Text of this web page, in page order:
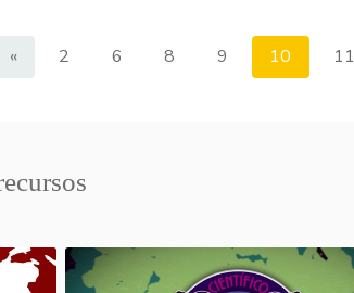
« 2 6 8 9 10 11